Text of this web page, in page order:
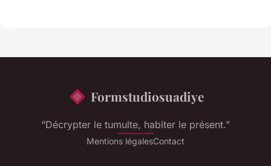
Formstudiosuadiye
“Décrypter le tumulte, habiter le présent.”
Mentions légalesContact